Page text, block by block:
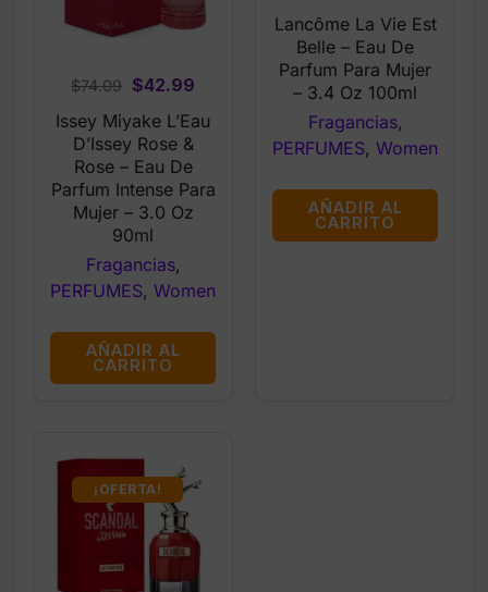
$74.09 Original
price
was:
$74.09.
$42.99
Issey Miyake L’Eau
D’Issey Rose &
Rose – Eau De
Parfum Intense Para
Mujer – 3.0 Oz
90ml
Fragancias,
PERFUMES, Women
AÑADIR AL
CARRITO
price
was:
$125.00.
Lancôme La Vie Est
Belle – Eau De
Parfum Para Mujer
– 3.4 Oz 100ml
Fragancias,
PERFUMES, Women
AÑADIR AL
CARRITO
¡OFERTA!